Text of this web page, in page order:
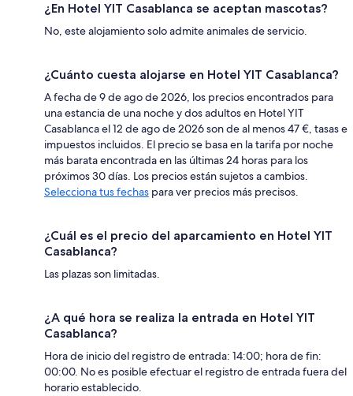
¿En Hotel YIT Casablanca se aceptan mascotas?
No, este alojamiento solo admite animales de servicio.
¿Cuánto cuesta alojarse en Hotel YIT Casablanca?
A fecha de 9 de ago de 2026, los precios encontrados para
una estancia de una noche y dos adultos en Hotel YIT
Casablanca el 12 de ago de 2026 son de al menos 47 €, tasas e
impuestos incluidos. El precio se basa en la tarifa por noche
más barata encontrada en las últimas 24 horas para los
próximos 30 días. Los precios están sujetos a cambios.
Selecciona tus fechas para ver precios más precisos.
¿Cuál es el precio del aparcamiento en Hotel YIT
Casablanca?
Las plazas son limitadas.
¿A qué hora se realiza la entrada en Hotel YIT
Casablanca?
Hora de inicio del registro de entrada: 14:00; hora de fin:
00:00. No es posible efectuar el registro de entrada fuera del
horario establecido.